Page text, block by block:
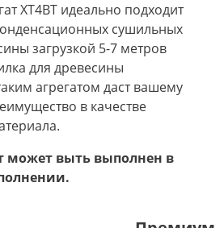
ХТ4ВТ идеально подходит
сушильных
загрузкой 5-7 метров
для древесины
агрегатом даст вашему
в качестве
может выть выполнен в